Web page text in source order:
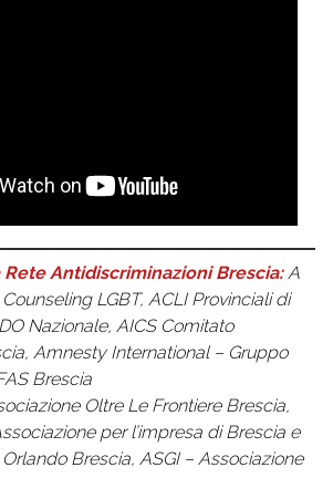
Antidiscriminazioni Brescia: A
LGBT, ACLI Provinciali di
Nazionale, AICS Comitato
Amnesty International – Gruppo
Brescia
Oltre Le Frontiere Brescia,
per l’impresa di Brescia e
Brescia, ASGI – Associazione